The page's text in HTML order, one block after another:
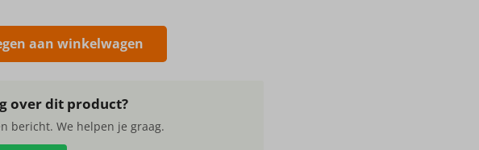
aan winkelwagen
over dit product?
bericht. We helpen je graag.